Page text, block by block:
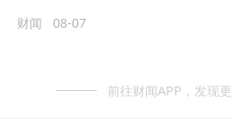
财闻 08-07
前往财闻APP，发现